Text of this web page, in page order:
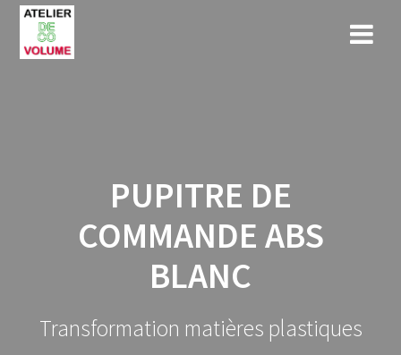
PUPITRE DE
COMMANDE ABS
BLANC
Transformation matières plastiques